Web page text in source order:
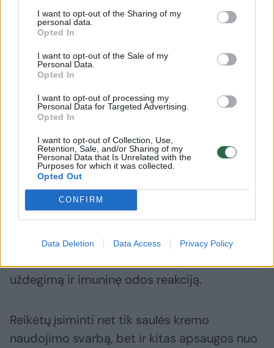
I want to opt-out of the Sharing of my
personal data.
Opted In
I want to opt-out of the Sale of my
Personal Data.
Opted In
I want to opt-out of processing my
Personal Data for Targeted Advertising.
Opted In
I want to opt-out of Collection, Use,
Retention, Sale, and/or Sharing of my
Personal Data that Is Unrelated with the
Purposes for which it was collected.
Opted Out
CONFIRM
Data Deletion Data Access Privacy Policy
odos likus 20–30 minučių iki išėjimo į lauką ir
pakartotinai kas dvi valandas.
Rekomenduojame rinktis mineralinės
apsaugos (cinko oksido ar titano dioksido)
kremus, kurie paprastai geriau toleruojami
žmonių, turinčių jautrią odą, ir rečiau sukelia
Sezono pradžioje siūloma laipsniškai pratinti
odą prie saulės, vengti ilgo buvimo lauke nuo
11 iki 16 val. Jei bėrimai ant odos vis
atsikartoja, reikėtų kreiptis į gydytoją, kuris
paskirs antihistamininius vaistus arba
uždegimą ir imuninę odos reakciją.
Reikėtų įsiminti net tik saulės kremo
naudojimo svarbą, bet ir kitas apsaugos nuo